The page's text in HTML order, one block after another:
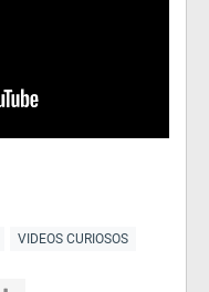
VIDEOS CURIOSOS